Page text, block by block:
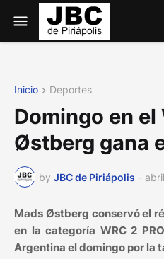
Inicio Deportes
Domingo en el
Østberg gana
by JBC de Piriápolis -
Mads Østberg conservó el
en la categoría WRC 2
Argentina el domingo por la